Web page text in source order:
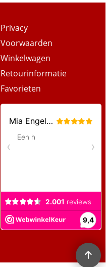
Privacy
Voorwaarden
Winkelwagen
Retourinformatie
Favorieten